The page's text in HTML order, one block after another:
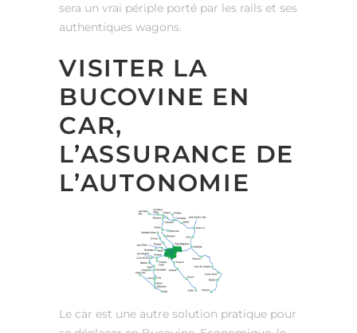
sera un vrai périple porté par les rails et ses
authentiques wagons.
VISITER LA
BUCOVINE EN
CAR,
L’ASSURANCE DE
L’AUTONOMIE
Le car est une autre solution pratique pour